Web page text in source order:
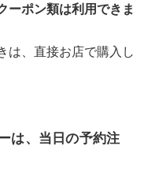
ーポン類は利用できま
は、直接お店で購入し
は、当日の予約注